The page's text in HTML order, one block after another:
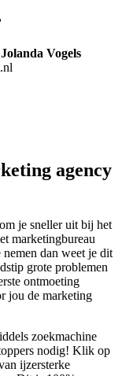
Jolanda Vogels
agency
je sneller uit bij het
marketingbureau
dan weet je dit
grote problemen
ontmoeting
jou de marketing
zoekmachine
nodig! Klik op
ijzersterke